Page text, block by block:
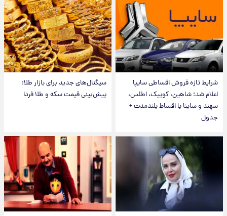
شرایط تازه فروش اقساطی سایپا
اعلام شد؛ شاهین، کوییک، اطلس،
سهند و ساینا با اقساط بلندمدت +
جدول
سیگنال‌های جدید برای بازار طلا؛
پیش‌بینی قیمت سکه و طلا فردا